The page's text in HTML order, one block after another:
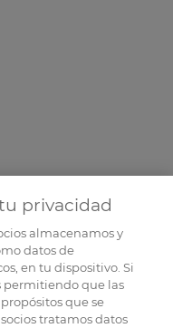
privacidad
almacenamos y
datos de
en tu dispositivo. Si
permitiendo que las
que se
tratamos datos